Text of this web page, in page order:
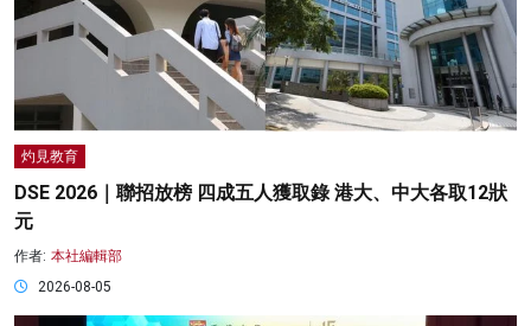
灼見教育
DSE 2026｜聯招放榜 四成五人獲取錄 港大、中大各取12狀
元
作者: 本社編輯部
2026-08-05